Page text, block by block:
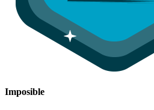
Imposible